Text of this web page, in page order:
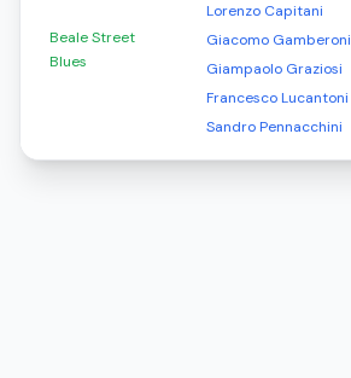
Beale Street
Blues
Lorenzo Capitani
Giacomo Gamberoni
Giampaolo Graziosi
Francesco Lucantoni
Sandro Pennacchini